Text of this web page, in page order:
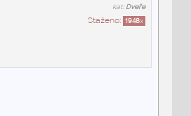
kat:Dveře
Staženo: 1948x